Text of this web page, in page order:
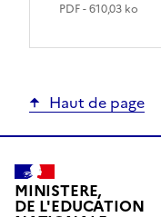
PDF - 610,03 ko
Haut de page
MINISTERE,
DE L'EDUCATION